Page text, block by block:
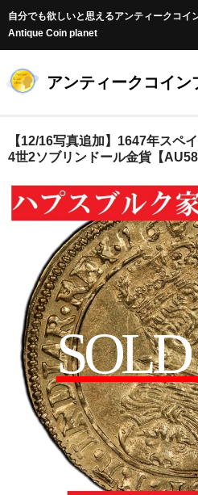
自分でも欲しいと思えるアンティークコイ
Antique Coin planet
アンティークコイン
ホーム
オークション
お客様の声
店主のブログ
コイン初心者の方へ
お問い合わせ
会社概要
各種代行
ご注文の流れ
【12/16写真追加】1647年スペ
4世2ソブリンドール金貨【AU58